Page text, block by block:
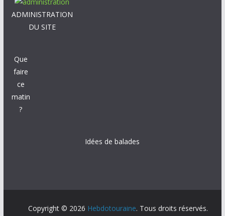
ADMINISTRATION
DU SITE
Que
faire
ce
matin
?
Idées de balades
Copyright © 2026 Hebdotouraine. Tous droits réservés.